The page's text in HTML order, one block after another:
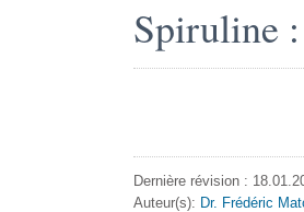
Spiruline
Dernière révision :
Auteur(s): Dr. Frédéric